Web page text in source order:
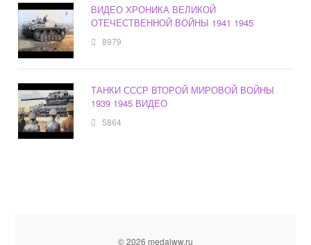
ВИДЕО ХРОНИКА ВЕЛИКОЙ
ОТЕЧЕСТВЕННОЙ ВОЙНЫ 1941 1945
8979
ТАНКИ СССР ВТОРОЙ МИРОВОЙ ВОЙНЫ
1939 1945 ВИДЕО
5864
© 2026 medalww.ru